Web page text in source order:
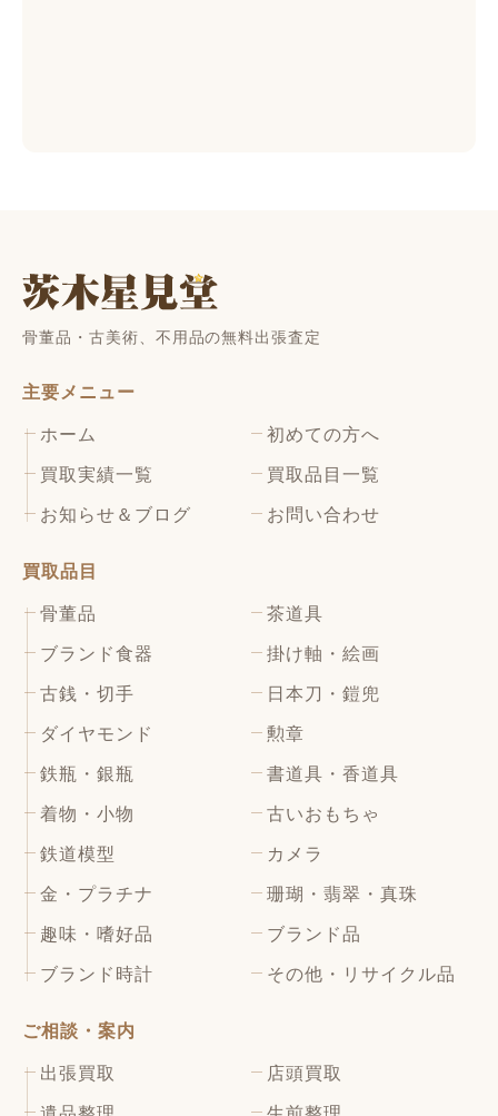
骨董品・古美術、不用品の無料出張査定
主要メニュー
ホーム 初めての方へ
買取実績一覧 買取品目一覧
お知らせ＆ブログ お問い合わせ
買取品目
骨董品 茶道具
ブランド食器 掛け軸・絵画
古銭・切手 日本刀・鎧兜
ダイヤモンド 勲章
鉄瓶・銀瓶 書道具・香道具
着物・小物 古いおもちゃ
鉄道模型 カメラ
金・プラチナ 珊瑚・翡翠・真珠
趣味・嗜好品 ブランド品
ブランド時計 その他・リサイクル品
ご相談・案内
出張買取 店頭買取